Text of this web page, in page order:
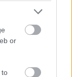
or
to